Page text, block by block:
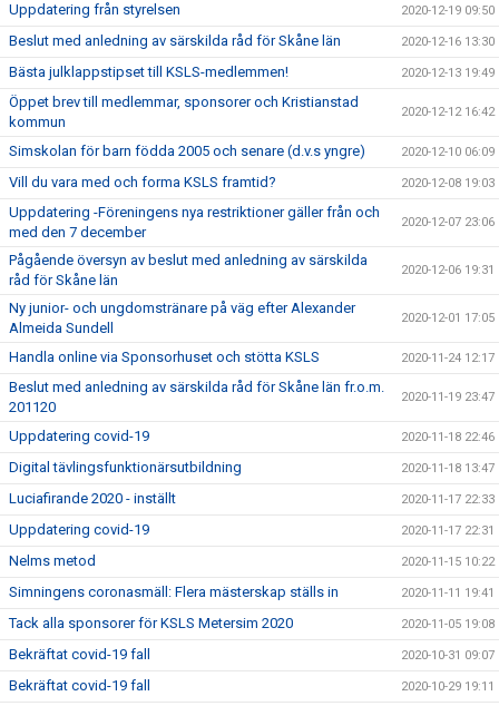
Uppdatering från styrelsen 2020-12-19 09:50
Beslut med anledning av särskilda råd för Skåne län 2020-12-16 13:30
Bästa julklappstipset till KSLS-medlemmen! 2020-12-13 19:49
Öppet brev till medlemmar, sponsorer och Kristianstad
kommun
2020-12-12 16:42
Simskolan för barn födda 2005 och senare (d.v.s yngre) 2020-12-10 06:09
Vill du vara med och forma KSLS framtid? 2020-12-08 19:03
Uppdatering -Föreningens nya restriktioner gäller från och
med den 7 december
2020-12-07 23:06
Pågående översyn av beslut med anledning av särskilda
råd för Skåne län
2020-12-06 19:31
Ny junior- och ungdomstränare på väg efter Alexander
Almeida Sundell
2020-12-01 17:05
Handla online via Sponsorhuset och stötta KSLS 2020-11-24 12:17
Beslut med anledning av särskilda råd för Skåne län fr.o.m.
201120
2020-11-19 23:47
Uppdatering covid-19 2020-11-18 22:46
Digital tävlingsfunktionärsutbildning 2020-11-18 13:47
Luciafirande 2020 - inställt 2020-11-17 22:33
Uppdatering covid-19 2020-11-17 22:31
Nelms metod 2020-11-15 10:22
Simningens coronasmäll: Flera mästerskap ställs in 2020-11-11 19:41
Tack alla sponsorer för KSLS Metersim 2020 2020-11-05 19:08
Bekräftat covid-19 fall 2020-10-31 09:07
Bekräftat covid-19 fall 2020-10-29 19:11